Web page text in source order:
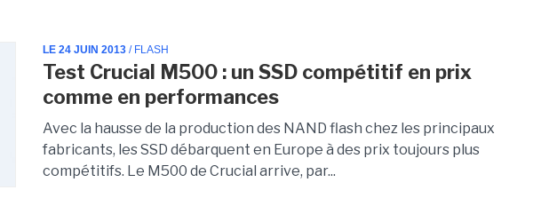
LE 24 JUIN 2013 / FLASH
Test Crucial M500 : un SSD compétitif en prix
comme en performances
Avec la hausse de la production des NAND flash chez les principaux
fabricants, les SSD débarquent en Europe à des prix toujours plus
compétitifs. Le M500 de Crucial arrive, par...